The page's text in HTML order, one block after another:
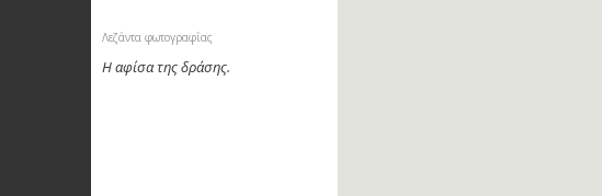
Λεζάντα φωτογραφίας
Η αφίσα της δράσης.